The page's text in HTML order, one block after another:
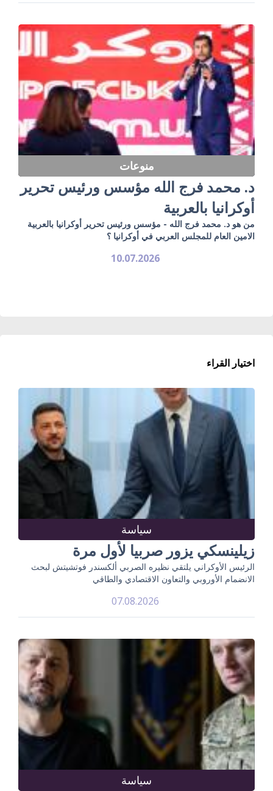
منوعات
د. محمد فرج الله مؤسس ورئيس تحرير
أوكرانيا بالعربية
من هو د. محمد فرج الله - مؤسس ورئيس تحرير أوكرانيا بالعربية
الامين العام للمجلس العربي في أوكرانيا ؟
10.07.2026
اختيار القراء
سياسة
زيلينسكي يزور صربيا لأول مرة
الرئيس الأوكراني يلتقي نظيره الصربي ألكسندر فوتشيتش لبحث
الانضمام الأوروبي والتعاون الاقتصادي والطاقي
07.08.2026
سياسة